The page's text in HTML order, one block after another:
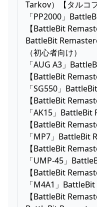
Tarkov）【タルコ
「PP2000」
【BattleBit
BattleBit
（初心者向け）
「AUG A3」
【BattleBit
「SG550」
【BattleBit
「AK15」
【BattleBit
「MP7」BattleBit
【BattleBit
「UMP-45」
【BattleBit
「M4A1」
【BattleBit